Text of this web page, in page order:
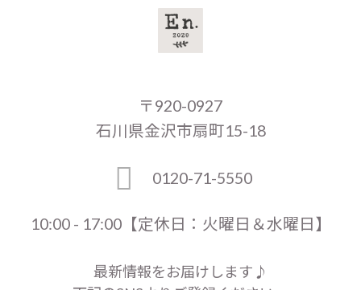
〒920-0927
石川県金沢市扇町15-18
0120-71-5550
10:00 - 17:00【定休日：火曜日＆水曜日】
最新情報をお届けします♪